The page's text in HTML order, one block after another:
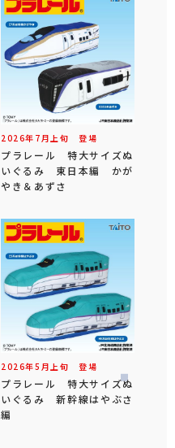
2026年 7 月 上旬 登場
プラレール 特大サイズぬ
いぐるみ 東日本編 かが
やき＆あずさ
2026年5 月 上旬 登場
プラレール 特大サイズぬ
いぐるみ 新幹線はやぶさ
編